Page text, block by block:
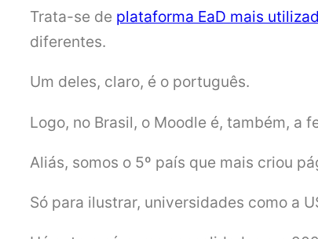
Trata-se de plataforma EaD mais
diferentes.
Um deles, claro, é o português.
Logo, no Brasil, o Moodle é, também, a
Aliás, somos o 5º país que mais criou
Só para ilustrar, universidades como a